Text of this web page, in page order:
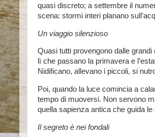
quasi discreto; a settembre il
scena: stormi interi planano
Un viaggio silenzioso
Quasi tutti provengono dalle
lì che passano la primavera e
Nidificano, allevano i piccoli, si
Poi, quando la luce comincia a
tempo di muoversi. Non servono
quella sapienza antica che guida
Il segreto è nei fondali